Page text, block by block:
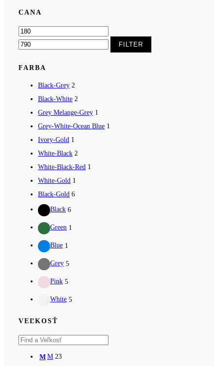
CANA
Minimálna
cena
cena
FILTER
FARBA
Black-Grey 2
Black-White 2
Grey Melange-Grey 1
Grey-White-Ocean Blue 1
Ivory-Gold 1
White-Black 2
White-Black-Red 1
White-Gold 1
Black-Gold 6
Black 6
Green 1
Blue 1
Grey 5
Pink 5
White 5
VEĽKOSŤ
M M 23